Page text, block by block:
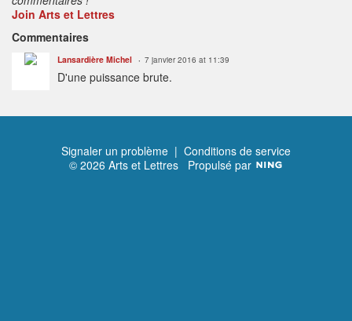
Join Arts et Lettres
Commentaires
Lansardière Michel 7 janvier 2016 at 11:39
D'une puissance brute.
Signaler un problème | Conditions de service
© 2026 Arts et Lettres Propulsé par